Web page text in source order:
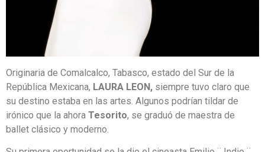
Originaria de Comalcalco, Tabasco, estado del Sur de la
República Mexicana, LAURA LEON, siempre tuvo claro que
su destino estaba en las artes. Algunos podrían tildar de
irónico que la ahora Tesorito, se graduó de maestra de
ballet clásico y moderno.